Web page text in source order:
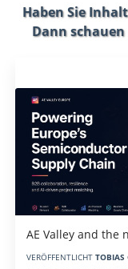
Haben Sie
Dann schauen
AE Valley and the
VERÖFFENTLICHT TOBIAS